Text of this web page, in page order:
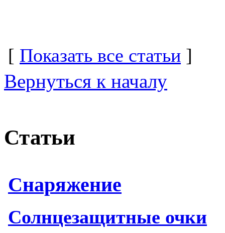
[ Показать все статьи ]
Вернуться к началу
Статьи
Снаряжение
Солнцезащитные очки